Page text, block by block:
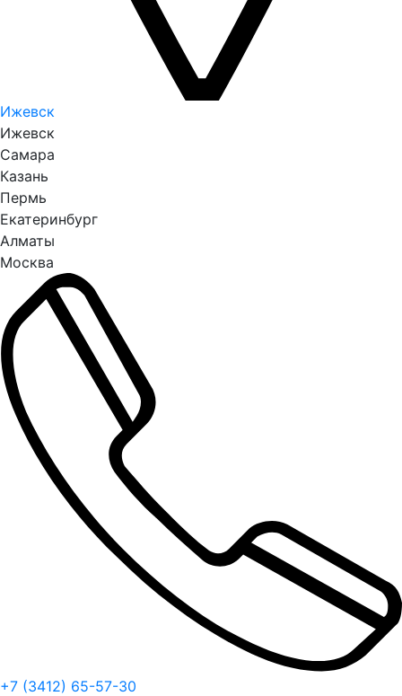
Ижевск
Ижевск
Самара
Казань
Пермь
Екатеринбург
Алматы
Москва
+7 (3412) 65-57-30